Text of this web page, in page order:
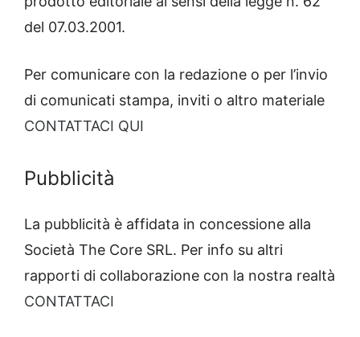
del 07.03.2001.
Per comunicare con la redazione o per l’invio
di comunicati stampa, inviti o altro materiale
CONTATTACI QUI
Pubblicità
La pubblicità è affidata in concessione alla
Società The Core SRL. Per info su altri
rapporti di collaborazione con la nostra realtà
CONTATTACI